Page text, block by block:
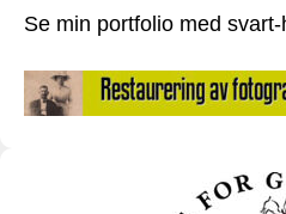
Se min portfolio med